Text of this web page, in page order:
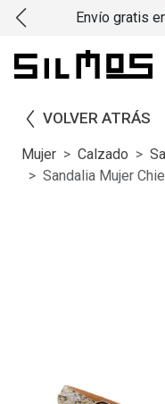
Envío gratis
VOLVER ATRÁS
Mujer Calzado
Sandalia Mujer